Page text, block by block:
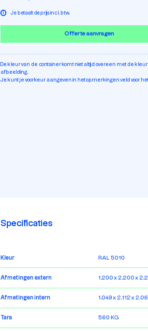
i Je betaalt de prijs incl. btw.
Offerte aanvragen
De kleur van de container komt niet altijd overeen met de kleur
afbeelding.
Je kunt je voorkeur aangeven in het opmerkingen veld voor
Specificaties
Kleur RAL 5010
Afmetingen extern 1.200 x 2.200 x
Afmetingen intern 1.049 x 2.112 x
Tara 560 KG